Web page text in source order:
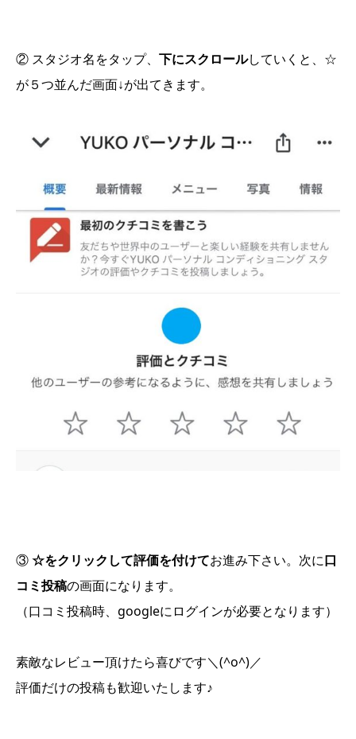
② スタジオ名をタップ、 下にスクロールしていくと、☆
が５つ並んだ画面↓が出てきます。
③☆をクリックして評価を付けてお進み下さい。次に口
コミ投稿の画面になります。
（口コミ投稿時、googleにログインが必要となります）
素敵なレビュー頂けたら喜びです＼(^o^)／
評価だけの投稿も歓迎いたします♪